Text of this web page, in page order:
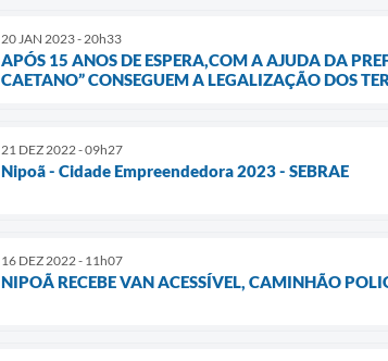
20 JAN 2023 - 20h33
APÓS 15 ANOS DE ESPERA,COM A AJUDA DA
CAETANO” CONSEGUEM A LEGALIZAÇÃO DOS
21 DEZ 2022 - 09h27
Nipoã - Cidade Empreendedora 2023 - SEBRAE
16 DEZ 2022 - 11h07
NIPOÃ RECEBE VAN ACESSÍVEL, CAMINHÃO